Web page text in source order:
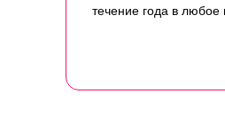
течение года в любое